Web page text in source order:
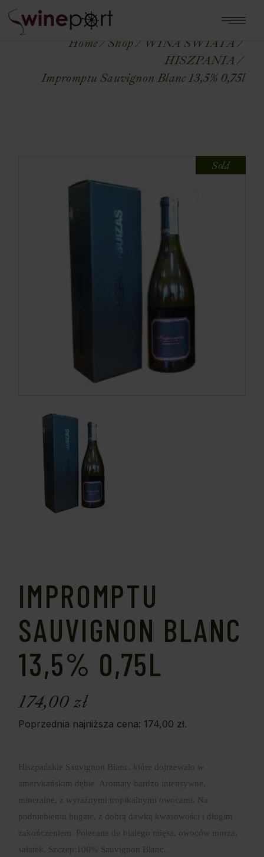
Home Shop
WINA ŚWIATA
HISZPANIA
Impromptu Sauvignon Blanc 13,5% 0,75l
Sold
IMPROMPTU
SAUVIGNON BLANC
13,5% 0,75L
174,00zł
Poprzednia najniższa cena: 174,00 zł.
Hiszpańskie Sauvignon Blanc, które dojrzewało w
amerykańskim dębie. Aromaty bardzo intensywne,
mineralne, z wyraźnymi tropikalnymi owocami. Na
podniebieniu bogate, z dobrą dawką kwasowości i długim
zakończeniem. Polecane do białego mięsa, owoców morza,
sałatek. Szczep:100% Sauvignon Blanc.